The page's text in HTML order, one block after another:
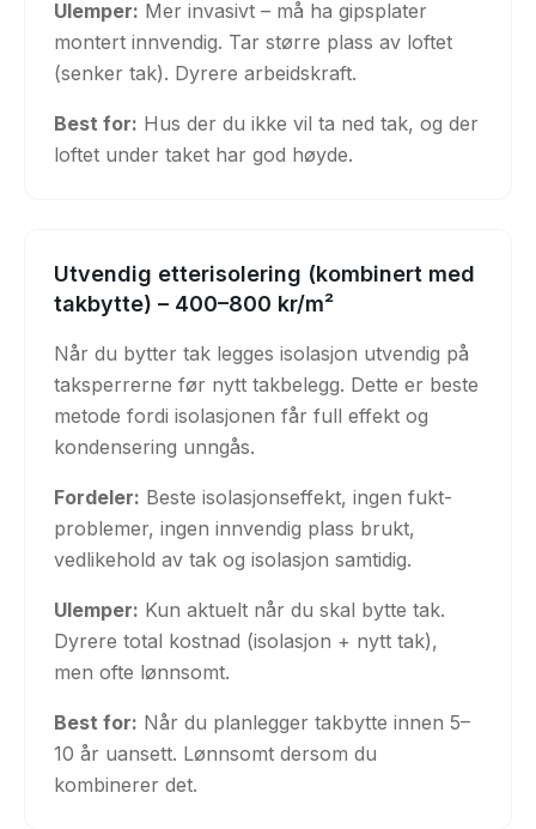
Ulemper: Mer invasivt – må ha gipsplater
montert innvendig. Tar større plass av loftet
(senker tak). Dyrere arbeidskraft.
Best for: Hus der du ikke vil ta ned tak, og der
loftet under taket har god høyde.
Utvendig etterisolering (kombinert med
takbytte) – 400–800 kr/m²
Når du bytter tak legges isolasjon utvendig på
taksperrerne før nytt takbelegg. Dette er beste
metode fordi isolasjonen får full effekt og
kondensering unngås.
Fordeler: Beste isolasjonseffekt, ingen fukt-
problemer, ingen innvendig plass brukt,
vedlikehold av tak og isolasjon samtidig.
Ulemper: Kun aktuelt når du skal bytte tak.
Dyrere total kostnad (isolasjon + nytt tak),
men ofte lønnsomt.
Best for: Når du planlegger takbytte innen 5–
10 år uansett. Lønnsomt dersom du
kombinerer det.